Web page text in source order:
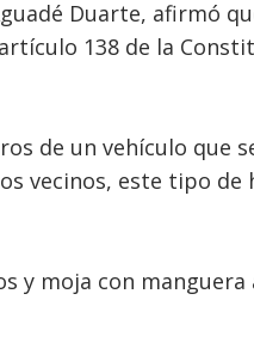
Duarte, afirmó
138 de la
de un vehículo que
vecinos, este tipo de
y moja con